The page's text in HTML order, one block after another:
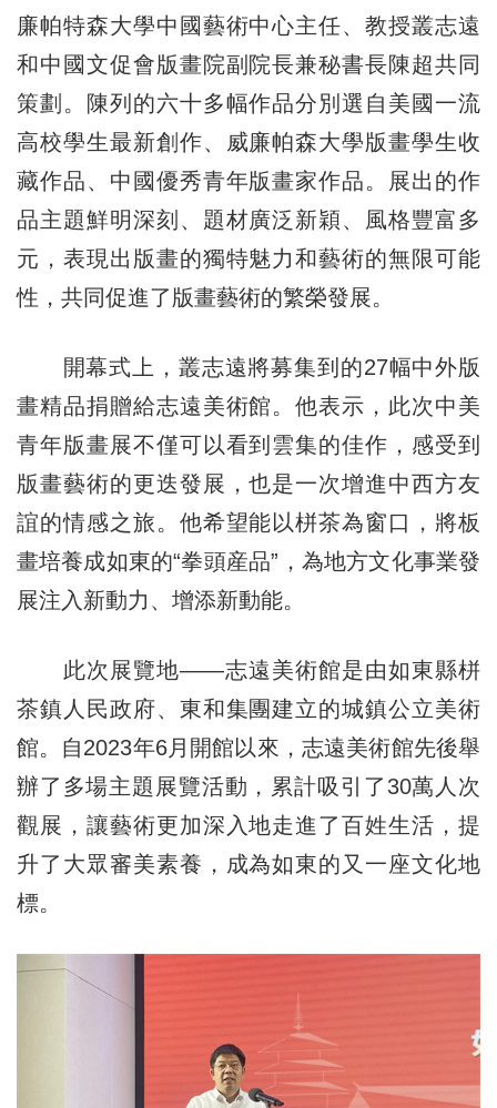
廉帕特森大學中國藝術中心主任、教授叢志遠
和中國文促會版畫院副院長兼秘書長陳超共同
策劃。陳列的六十多幅作品分別選自美國一流
高校學生最新創作、威廉帕森大學版畫學生收
藏作品、中國優秀青年版畫家作品。展出的作
品主題鮮明深刻、題材廣泛新穎、風格豐富多
元，表現出版畫的獨特魅力和藝術的無限可能
性，共同促進了版畫藝術的繁榮發展。
開幕式上，叢志遠將募集到的27幅中外版
畫精品捐贈給志遠美術館。他表示，此次中美
青年版畫展不僅可以看到雲集的佳作，感受到
版畫藝術的更迭發展，也是一次增進中西方友
誼的情感之旅。他希望能以栟茶為窗口，將板
畫培養成如東的“拳頭産品”，為地方文化事業發
展注入新動力、增添新動能。
此次展覽地——志遠美術館是由如東縣栟
茶鎮人民政府、東和集團建立的城鎮公立美術
館。自2023年6月開館以來，志遠美術館先後舉
辦了多場主題展覽活動，累計吸引了30萬人次
觀展，讓藝術更加深入地走進了百姓生活，提
升了大眾審美素養，成為如東的又一座文化地
標。